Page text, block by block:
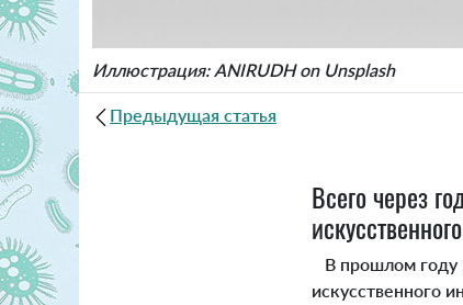
Иллюстрация: ANIRUDH on Unsplash
Предыдущая статья
Всего через
В прошлом году
искусственного